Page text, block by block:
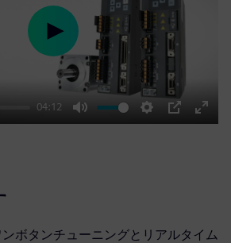
04:12
Mute Settings
PIP
Enter
Play
ボタンチューニングとリアルタイム